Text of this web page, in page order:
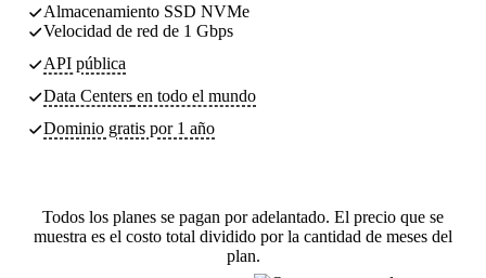
Almacenamiento SSD NVMe
Velocidad de red de 1 Gbps
API pública
Data Centers en todo el mundo
Dominio gratis por 1 año
Todos los planes se pagan por adelantado. El precio que se
muestra es el costo total dividido por la cantidad de meses del
plan.